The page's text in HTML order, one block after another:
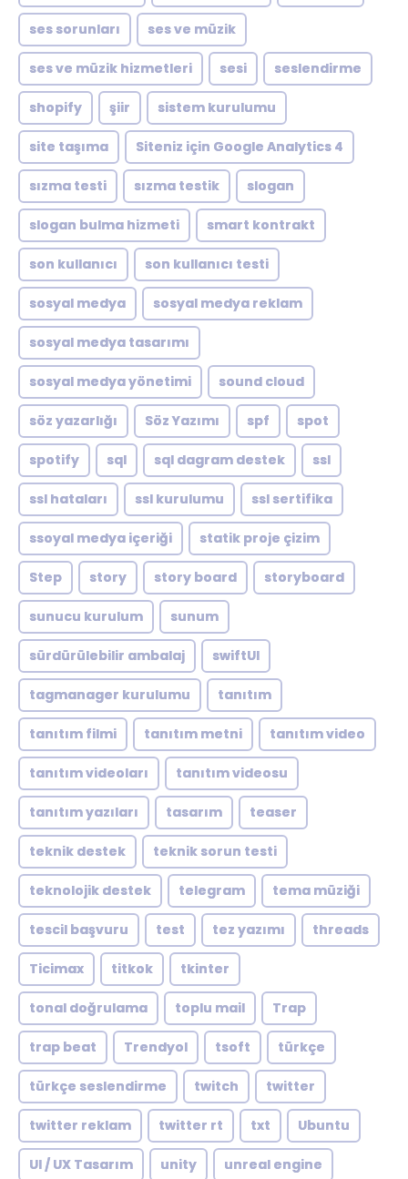
ses sorunları ses ve müzik
ses ve müzik hizmetleri sesi seslendirme
shopify şiir sistem kurulumu
site taşıma Siteniz için Google Analytics 4
sızma testi sızma testik slogan
slogan bulma hizmeti smart kontrakt
son kullanıcı son kullanıcı testi
sosyal medya sosyal medya reklam
sosyal medya tasarımı
sosyal medya yönetimi sound cloud
söz yazarlığı Söz Yazımı spf spot
spotify sql sql dagram destek ssl
ssl hataları ssl kurulumu ssl sertifika
ssoyal medya içeriği statik proje çizim
Step story story board storyboard
sunucu kurulum sunum
sürdürülebilir ambalaj swiftUI
tagmanager kurulumu tanıtım
tanıtım filmi tanıtım metni tanıtım video
tanıtım videoları tanıtım videosu
tanıtım yazıları tasarım teaser
teknik destek teknik sorun testi
teknolojik destek telegram tema müziği
tescil başvuru test tez yazımı threads
Ticimax titkok tkinter
tonal doğrulama toplu mail Trap
trap beat Trendyol tsoft türkçe
türkçe seslendirme twitch twitter
twitter reklam twitter rt txt Ubuntu
UI / UX Tasarım unity unreal engine